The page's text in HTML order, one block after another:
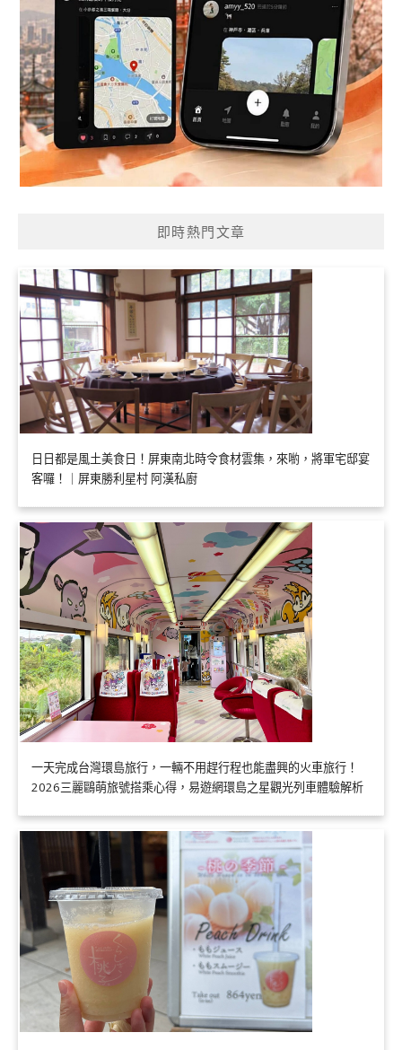
即時熱門文章
日日都是風土美食日！屏東南北時令食材雲集，來喲，將軍宅邸宴
客囉！｜屏東勝利星村 阿漢私廚
一天完成台灣環島旅行，一輛不用趕行程也能盡興的火車旅行！
2026三麗鷗萌旅號搭乘心得，易遊網環島之星觀光列車體驗解析